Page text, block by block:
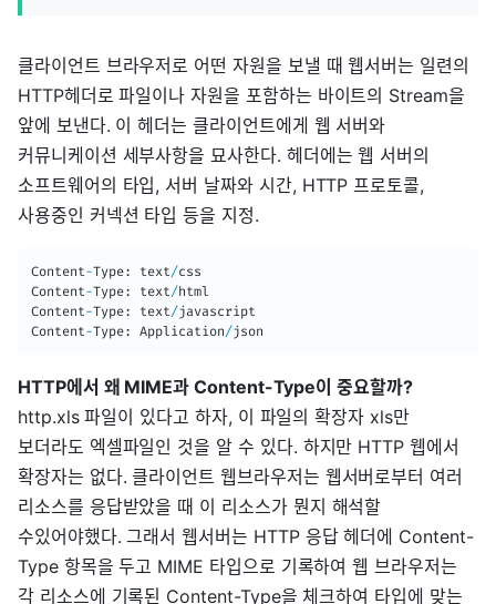
클라이언트 브라우저로 어떤 자원을 보낼 때 웹서버는 일련의
HTTP헤더로 파일이나 자원을 포함하는 바이트의 Stream을
앞에 보낸다. 이 헤더는 클라이언트에게 웹 서버와
커뮤니케이션 세부사항을 묘사한다. 헤더에는 웹 서버의
소프트웨어의 타입, 서버 날짜와 시간, HTTP 프로토콜,
사용중인 커넥션 타입 등을 지정.
Content-Type: text/css
Content-Type: text/html
Content-Type: text/javascript
Content-Type: Application/json
HTTP에서 왜 MIME과 Content-Type이 중요할까?
http.xls 파일이 있다고 하자, 이 파일의 확장자 xls만
보더라도 엑셀파일인 것을 알 수 있다. 하지만 HTTP 웹에서
확장자는 없다. 클라이언트 웹브라우저는 웹서버로부터 여러
리소스를 응답받았을 때 이 리소스가 뭔지 해석할
수있어야했다. 그래서 웹서버는 HTTP 응답 헤더에 Content-
Type 항목을 두고 MIME 타입으로 기록하여 웹 브라우저는
각 리소스에 기록된 Content-Type을 체크하여 타입에 맞는